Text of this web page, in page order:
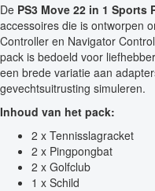
De PS3 Move 22 in 1 Sports
accessoires die is ontworpen
Controller en Navigator
pack is bedoeld voor
een brede variatie aan
gevechtsuitrusting simuleren.
Inhoud van het pack:
2 x Tennisslagracket
2 x Pingpongbat
2 x Golfclub
1 x Schild